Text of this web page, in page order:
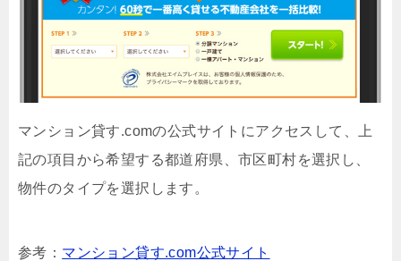
マンション貸す.comの公式サイトにアクセスして、上
記の項目から希望する都道府県、市区町村を選択し、
物件のタイプを選択します。
参考： マンション貸す.com公式サイト